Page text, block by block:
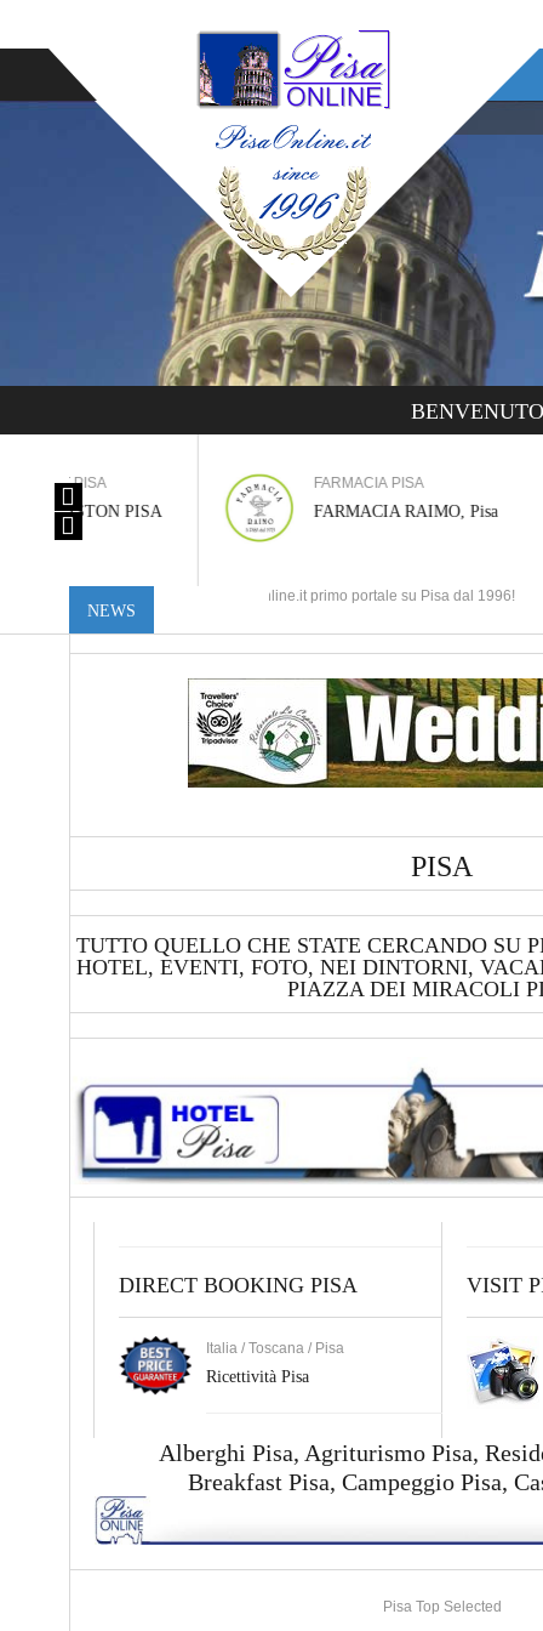
FARMACIA PISA
FARMACIA RAIMO, Pisa
NEWS
Pisaonline.it primo portale su Pisa dal 1996!
PISA
TUTTO QUELLO CHE STATE CERCANDO SU
HOTEL, EVENTI, FOTO, NEI DINTORNI,
PIAZZA DEI MIRACOLI
DIRECT BOOKING PISA
Italia / Toscana / Pisa
Ricettività Pisa
VISIT
Alberghi Pisa, Agriturismo Pisa,
Breakfast Pisa, Campeggio Pisa,
Pisa Top Selected